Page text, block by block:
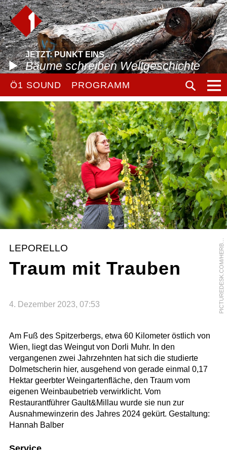
JETZT: PUNKT EINS
Bäume schreiben Weltgeschichte
Ö1 SOUND PROGRAMM
P
I
C
T
U
R
E
D
E
S
K
.
C
O
M
/
H
E
R
B
E
R
T
L
E
H
M
A
N
N
LEPORELLO
Traum mit Trauben
4. Dezember 2023, 07:53
Am Fuß des Spitzerbergs, etwa 60 Kilometer östlich von
Wien, liegt das Weingut von Dorli Muhr. In den
vergangenen zwei Jahrzehnten hat sich die studierte
Dolmetscherin hier, ausgehend von gerade einmal 0,17
Hektar geerbter Weingartenfläche, den Traum vom
eigenen Weinbaubetrieb verwirklicht. Vom
Restaurantführer Gault&Millau wurde sie nun zur
Ausnahmewinzerin des Jahres 2024 gekürt. Gestaltung:
Hannah Balber